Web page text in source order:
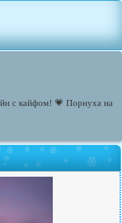
с кайфом! 💗 Порнуха на